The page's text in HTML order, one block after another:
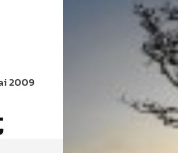
2009